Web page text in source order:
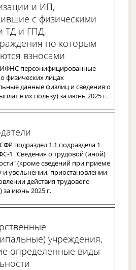
и ИП,
с физическими
ТД и ГПД,
по которым
взносами
ИФНС персонифицированные
физических лицах
данные физлиц и сведения о
в их пользу) за июнь 2025 г.
подраздел 1.1 подраздела 1
1 "Сведения о трудовой (иной)
(кроме сведений при приеме
и увольнении, приостановлении
действия трудового
за июнь 2025 г.
учреждения,
определенные виды